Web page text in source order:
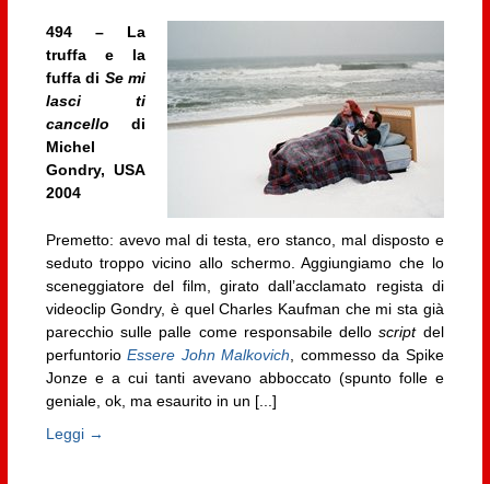
494 – La
truffa e la
fuffa di Se mi
lasci ti
cancello di
Michel
Gondry, USA
2004
Premetto: avevo mal di testa, ero stanco, mal disposto e
seduto troppo vicino allo schermo. Aggiungiamo che lo
sceneggiatore del film, girato dall’acclamato regista di
videoclip Gondry, è quel Charles Kaufman che mi sta già
parecchio sulle palle come responsabile delloscriptdel
perfuntorioEssere John Malkovich, commesso da Spike
Jonze e a cui tanti avevano abboccato (spunto folle e
geniale, ok, ma esaurito in un [...]
Leggi →